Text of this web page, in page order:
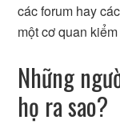
các forum hay
một cơ quan
Những
họ ra sao?